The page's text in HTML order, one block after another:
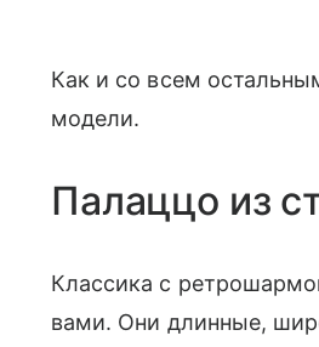
Как и со всем
модели.
Палаццо из
Классика с
вами. Они длинные,